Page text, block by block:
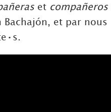
et compañeros
Bachajón, et par nous